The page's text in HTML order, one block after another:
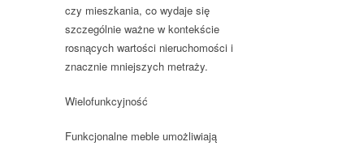
czy mieszkania, co wydaje się
szczególnie ważne w kontekście
rosnących wartości nieruchomości i
znacznie mniejszych metraży.
Wielofunkcyjność
Funkcjonalne meble umożliwiają